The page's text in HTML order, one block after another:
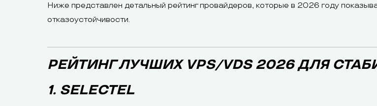
Ниже представлен детальный рейтинг провайдеров, которые в 2026 году
отказоустойчивости.
РЕЙТИНГ ЛУЧШИХ VPS/VDS 2026 ДЛЯ
1. SELECTEL